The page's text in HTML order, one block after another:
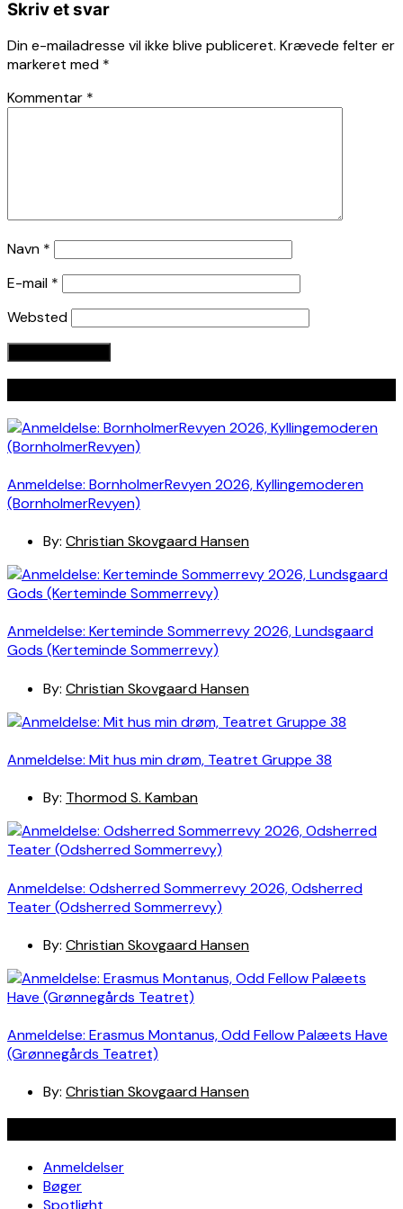
Skriv et svar
Din e-mailadresse vil ikke blive publiceret. Krævede felter er
markeret med *
Kommentar *
Navn *
E-mail *
Websted
Anmeldelse: BornholmerRevyen 2026, Kyllingemoderen
(BornholmerRevyen)
By: Christian Skovgaard Hansen
Anmeldelse: Kerteminde Sommerrevy 2026, Lundsgaard
Gods (Kerteminde Sommerrevy)
By: Christian Skovgaard Hansen
Anmeldelse: Mit hus min drøm, Teatret Gruppe 38
By: Thormod S. Kamban
Anmeldelse: Odsherred Sommerrevy 2026, Odsherred
Teater (Odsherred Sommerrevy)
By: Christian Skovgaard Hansen
Anmeldelse: Erasmus Montanus, Odd Fellow Palæets Have
(Grønnegårds Teatret)
By: Christian Skovgaard Hansen
Anmeldelser
Bøger
Spotlight